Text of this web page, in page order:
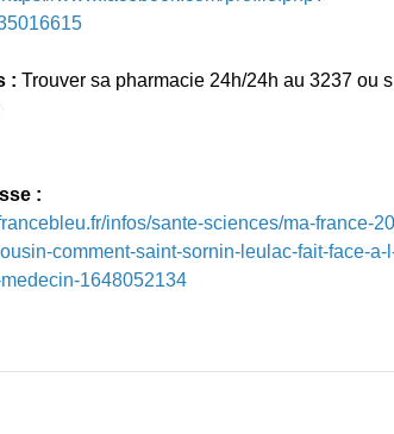
: Trouver sa pharmacie 24h/24h au 3237 ou
:
infos/sante-sciences/ma-france-
comment-saint-sornin-leulac-fait-face-a-
1648052134